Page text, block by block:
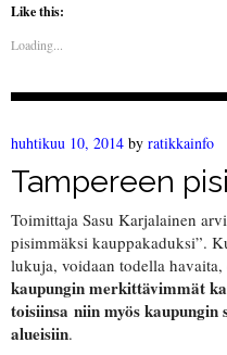
Like this:
Loading...
huhtikuu 10, 2014 by ratikkainfo
Tampereen
Toimittaja Sasu Karjalainen
pisimmäksi kauppakaduksi”.
lukuja, voidaan todella havaita,
kaupungin merkittävimmät
toisiinsa niin myös
alueisiin.